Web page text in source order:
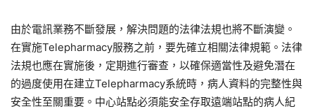
由於電訊業務不斷發展，解決問題的法律法規也將不斷演變。
在實施Telepharmacy服務之前，要先確立相關法律規範。法律
法規也應在實施後，定期進行審查，以確保適當性及避免潛在
的過度使用在建立Telepharmacy系統時，病人資料的完整性與
安全性至關重要。中心站點必須能安全存取遠端站點的病人紀